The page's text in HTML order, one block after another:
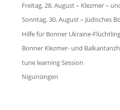
Freitag, 28. August – Klezmer –
Sonntag, 30. August – Jüdisches
Hilfe für Bonner Ukraine-
Bonner Klezmer- und
tune learning Session
Nigunsingen